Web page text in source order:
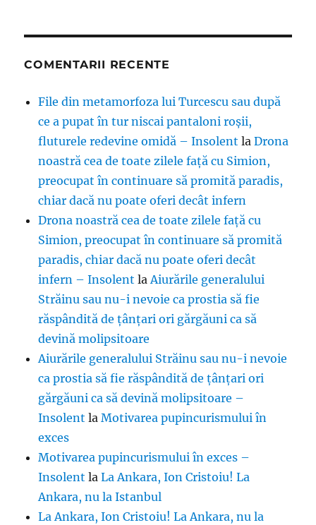
COMENTARII RECENTE
File din metamorfoza lui Turcescu sau după
ce a pupat în tur niscai pantaloni roșii,
fluturele redevine omidă – Insolent laDrona
noastră cea de toate zilele față cu Simion,
preocupat în continuare să promită paradis,
chiar dacă nu poate oferi decât infern
Drona noastră cea de toate zilele față cu
Simion, preocupat în continuare să promită
paradis, chiar dacă nu poate oferi decât
infern – Insolent laAiurările generalului
Străinu sau nu-i nevoie ca prostia să fie
răspândită de țânțari ori gărgăuni ca să
devină molipsitoare
Aiurările generalului Străinu sau nu-i nevoie
ca prostia să fie răspândită de țânțari ori
gărgăuni ca să devină molipsitoare –
Insolent laMotivarea pupincurismului în
exces
Motivarea pupincurismului în exces –
Insolent laLa Ankara, Ion Cristoiu! La
Ankara, nu la Istanbul
La Ankara, Ion Cristoiu! La Ankara, nu la